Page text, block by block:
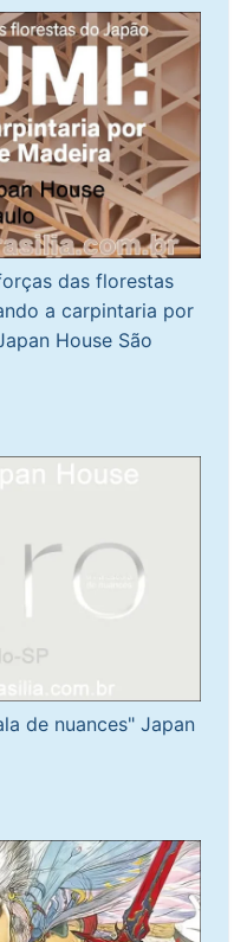
das florestas
a carpintaria por
House São
de nuances" Japan